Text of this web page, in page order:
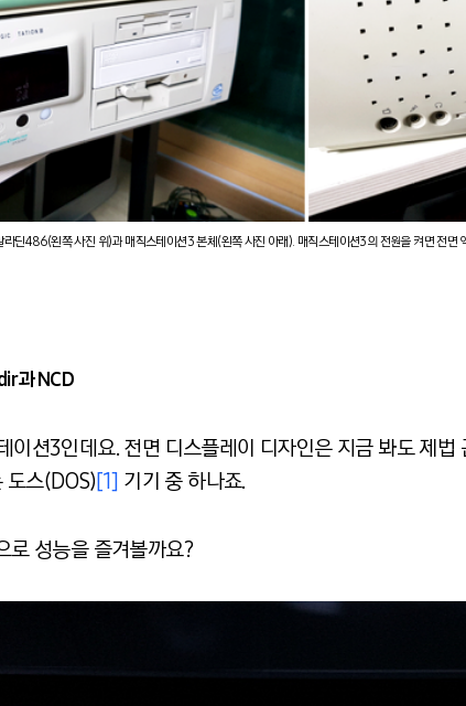
딘486(왼쪽 사진 위)과 매직스테이션3 본체(왼쪽 사진 아래). 매직스테이션3의 전원을 켜면 전면
과 NCD
이션3인데요. 전면 디스플레이 디자인은 지금 봐도 제
도스(DOS)[1] 기기 중 하나죠.
로 성능을 즐겨볼까요?